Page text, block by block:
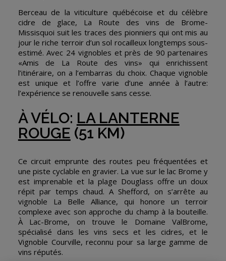
Berceau de la viticulture québécoise et du célèbre
cidre de glace, La Route des vins de Brome-
Missisquoi suit les traces des pionniers qui ont mis au
jour le riche terroir d’un sol rocailleux longtemps sous-
estimé. Avec 24 vignobles et près de 90 partenaires
«Amis de La Route des vins» qui enrichissent
l’itinéraire, on a l’embarras du choix. Chaque vignoble
est unique et l’offre varie d’une année à l’autre:
l’expérience se renouvelle sans cesse.
À VÉLO: LA LANTERNE
ROUGE (51 KM)
Ce circuit emprunte des routes peu fréquentées et
une piste cyclable en gravier. La vue sur le lac Brome y
est imprenable et la plage Douglass offre un doux
répit par temps chaud. A Shefford, on s’arrête au
vignoble La Belle Alliance, qui honore un terroir
complexe avec son approche du champ à la bouteille.
À Lac-Brome, on trouve le Domaine ValBrome,
spécialisé dans les vins secs et les cidres, et le
Vignoble Courville, reconnu pour sa large gamme de
vins réputés.